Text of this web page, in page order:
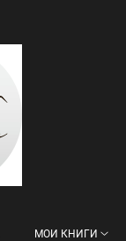
МОИ КНИГИ